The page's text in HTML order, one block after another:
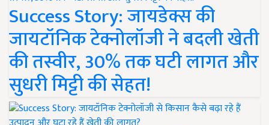
Success Story: जायडेक्स की
जायटॉनिक टेक्नोलॉजी ने बदली खेती
की तस्वीर, 30% तक घटी लागत और
सुधरी मिट्टी की सेहत!